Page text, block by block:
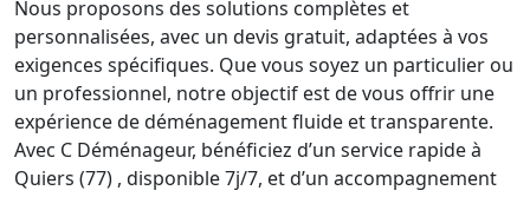
Nous proposons des solutions complètes et
personnalisées, avec un devis gratuit, adaptées à vos
exigences spécifiques. Que vous soyez un particulier ou
un professionnel, notre objectif est de vous offrir une
expérience de déménagement fluide et transparente.
Avec C Déménageur, bénéficiez d’un service rapide à
Quiers (77) , disponible 7j/7, et d’un accompagnement